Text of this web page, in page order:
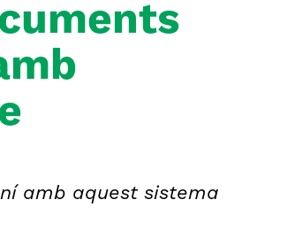
amb aquest sistema